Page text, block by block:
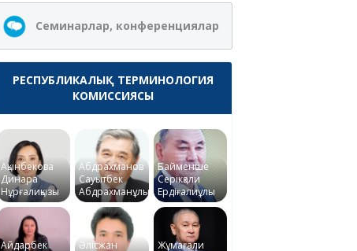
Семинарлар, конференциялар
РЕСПУБЛИКАЛЫҚ ТЕРМИНОЛОГИЯ
КОМИССИЯСЫ
Ақынбекова
Динара
Нұрғалиқызы
Абдрахманов
Сауытбек
Абдрахманұлы
Байменше
Серікқали
Ердіғалиұлы
Айдарбек
Әлісжан
Жұмағали